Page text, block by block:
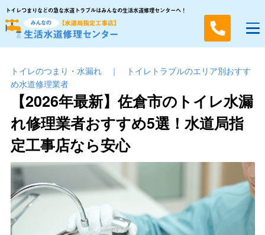
トイレつまりなどの急な水道トラブルはみんなの生活水道修理センターへ！
トイレのつまり・⽔漏れ｜
トイレトラブルのエリア別おすす
め水道修理業者
【2026年最新】佐倉市のトイレ水漏
れ修理業者おすすめ5選！水道局指
定工事店なら安心